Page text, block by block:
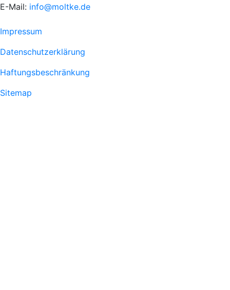
E-Mail: info@moltke.de
Menu
Fußzeile
1
Impressum
Datenschutzerklärung
Haftungsbeschränkung
Sitemap